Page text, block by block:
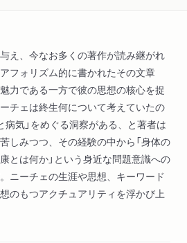
え、今なお多くの著作が読み継がれ
フォリズム的に書かれたその文章
力である一方で彼の思想の核心を捉
チェは終生何について考えていたの
病気」をめぐる洞察がある、と著者は
しみつつ、その経験の中から「身体の
とは何か」という身近な問題意識への
ニーチェの生涯や思想、キーワード
のもつアクチュアリティを浮かび上